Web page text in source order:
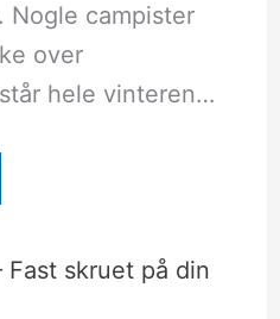
Nogle campister
over
hele vinteren…
Fast skruet på din